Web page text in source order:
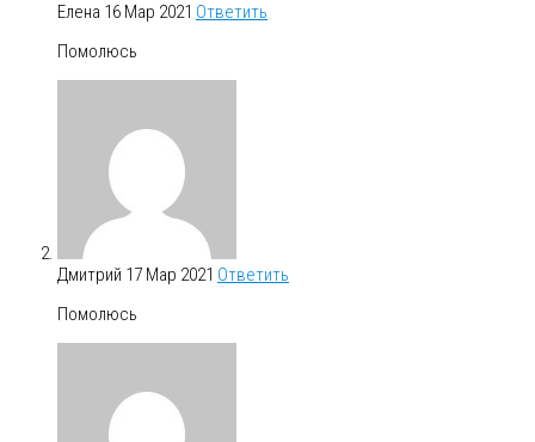
Елена 16 Мар 2021 Ответить
Помолюсь
Дмитрий 17 Мар 2021 Ответить
Помолюсь